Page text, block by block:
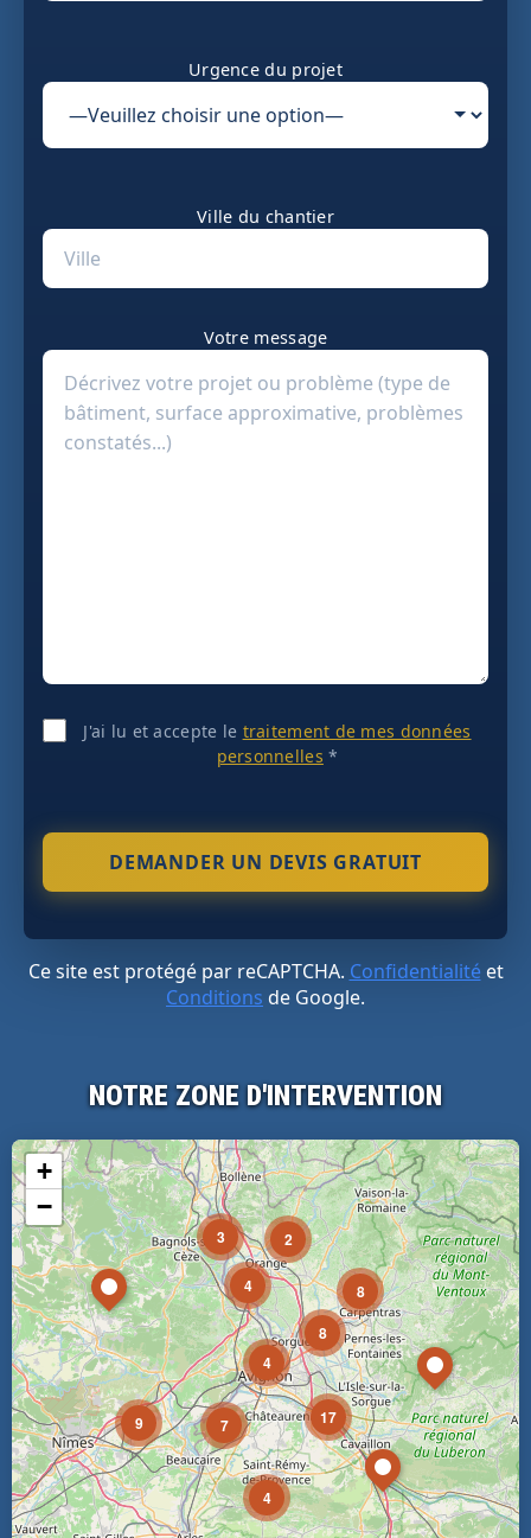
Urgence du projet
Ville du chantier
Votre message
J'ai lu et accepte le traitement de mes données
personnelles *
Ce site est protégé par reCAPTCHA. Confidentialitéet
Conditions de Google.
NOTRE ZONE D'INTERVENTION
3
4
9 7
2
4
4
17
8
8
+
−